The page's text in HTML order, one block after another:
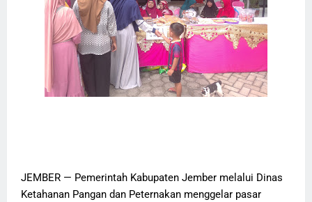
JEMBER — Pemerintah Kabupaten Jember melalui Dinas
Ketahanan Pangan dan Peternakan menggelar pasar